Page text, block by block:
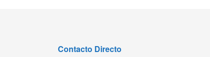
Contacto Directo